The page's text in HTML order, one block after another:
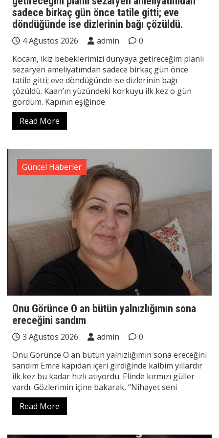
sadece birkaç gün önce tatile gitti; eve
döndüğünde ise dizlerinin bağı çözüldü.
4 Ağustos 2026 admin
0
Kocam, ikiz bebeklerimizi dünyaya getireceğim planlı
sezaryen ameliyatımdan sadece birkaç gün önce
tatile gitti; eve döndüğünde ise dizlerinin bağı
çözüldü. Kaan’ın yüzündeki korkuyu ilk kez o gün
gördüm. Kapının eşiğinde
Read More
Güncel Haberler
Onu Görünce O an bütün yalnızlığımın sona
ereceğini sandım
3 Ağustos 2026 admin
0
Onu Görünce O an bütün yalnızlığımın sona ereceğini
sandım Emre kapıdan içeri girdiğinde kalbim yıllardır
ilk kez bu kadar hızlı atıyordu. Elinde kırmızı güller
vardı. Gözlerimin içine bakarak, “Nihayet seni
Read More